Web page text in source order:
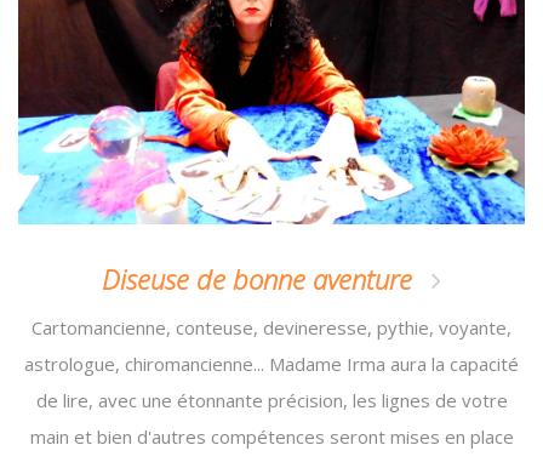
Diseuse de bonne aventure
Cartomancienne, conteuse, devineresse, pythie, voyante,
astrologue, chiromancienne... Madame Irma aura la capacité
de lire, avec une étonnante précision, les lignes de votre
main et bien d'autres compétences seront mises en place